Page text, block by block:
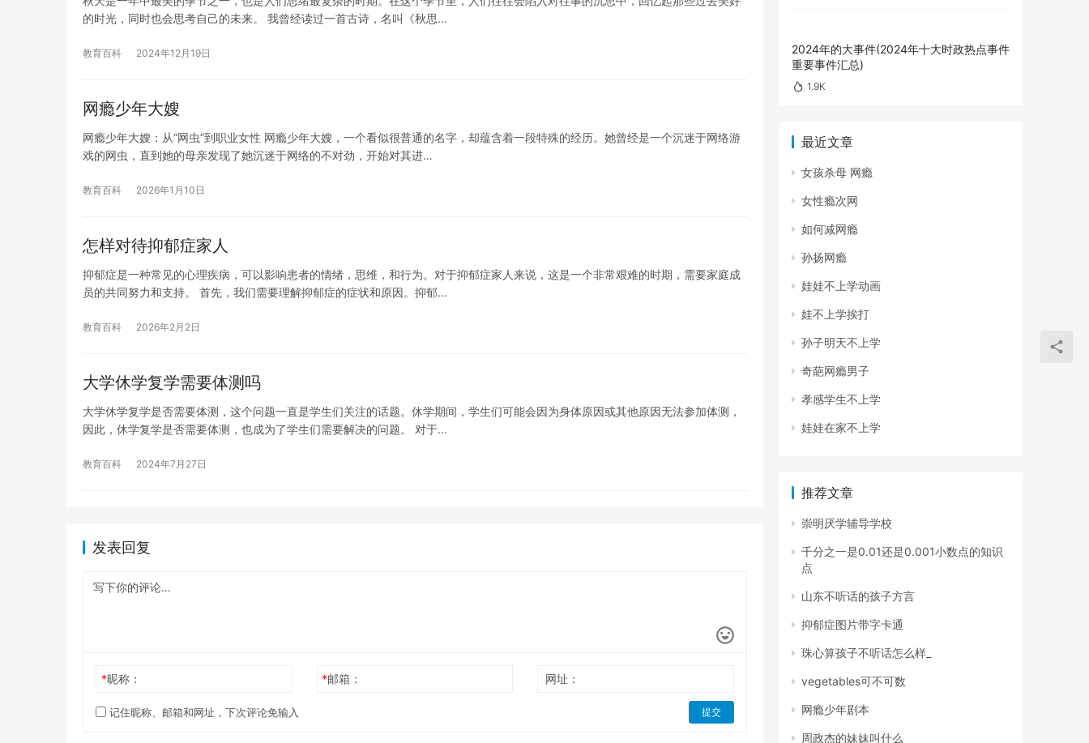
的时光，同时也会思考自己的未来。 我曾经读过一首古诗，名叫《秋思…
教育百科 2024年12月19日
网瘾少年大嫂
网瘾少年大嫂：从“网虫”到职业女性 网瘾少年大嫂，一个看似很普通的名字，却蕴含着一段特殊的经历。她曾经是一个沉迷于网络游
戏的网虫，直到她的母亲发现了她沉迷于网络的不对劲，开始对其进…
教育百科 2026年1月10日
怎样对待抑郁症家人
抑郁症是一种常见的心理疾病，可以影响患者的情绪，思维，和行为。对于抑郁症家人来说，这是一个非常艰难的时期，需要家庭成
员的共同努力和支持。 首先，我们需要理解抑郁症的症状和原因。抑郁…
教育百科 2026年2月2日
大学休学复学需要体测吗
大学休学复学是否需要体测，这个问题一直是学生们关注的话题。休学期间，学生们可能会因为身体原因或其他原因无法参加体测，
因此，休学复学是否需要体测，也成为了学生们需要解决的问题。 对于…
教育百科 2024年7月27日
发表回复
*昵称： *邮箱： 网址：
记住昵称、邮箱和网址，下次评论免输入 提交
2024年的大事件(2024年十大时政热点事件
重要事件汇总)
1.9K
最近文章
女孩杀母 网瘾
女性瘾次网
如何减网瘾
孙扬网瘾
娃娃不上学动画
娃不上学挨打
孙子明天不上学
奇葩网瘾男子
孝感学生不上学
娃娃在家不上学
推荐文章
崇明厌学辅导学校
千分之一是0.01还是0.001小数点的知识
点
山东不听话的孩子方言
抑郁症图片带字卡通
珠心算孩子不听话怎么样_
vegetables可不可数
网瘾少年剧本
周政杰的妹妹叫什么